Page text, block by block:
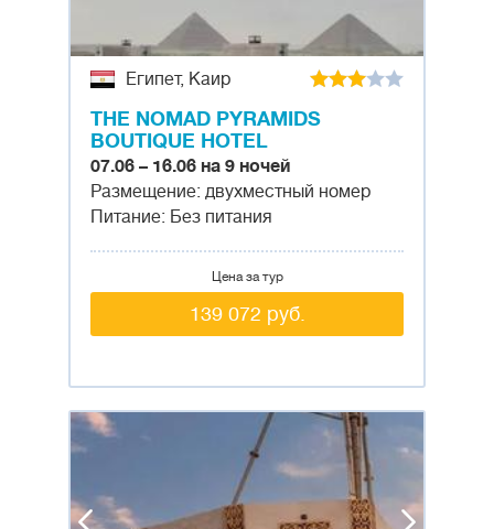
Египет, Каир
THE NOMAD PYRAMIDS
BOUTIQUE HOTEL
07.06 – 16.06 на 9 ночей
Размещение: двухместный номер
Питание: Без питания
Цена за тур
139 072 руб.